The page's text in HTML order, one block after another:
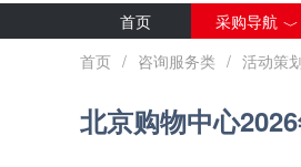
首页
采购导航
最新招标
采购人动态
首页 / 咨询服务类 / 活动策
北京购物中心